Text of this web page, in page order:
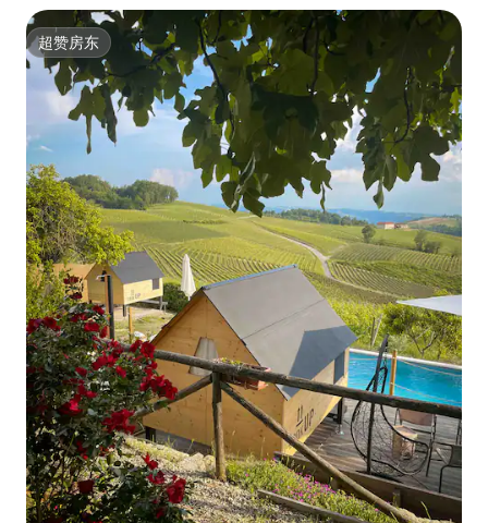
超赞房东
超赞房东